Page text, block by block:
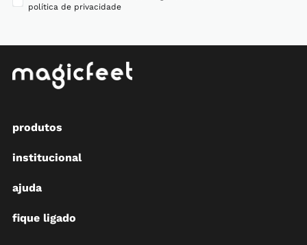
política de privacidade
produtos
institucional
ajuda
fique ligado